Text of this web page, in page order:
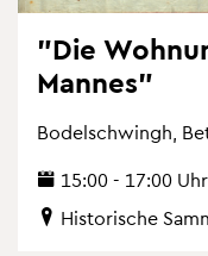
"Die
Man­nes"
Bo­del­schwingh,
15:00 - 17:00 Uhr
His­to­ri­sche